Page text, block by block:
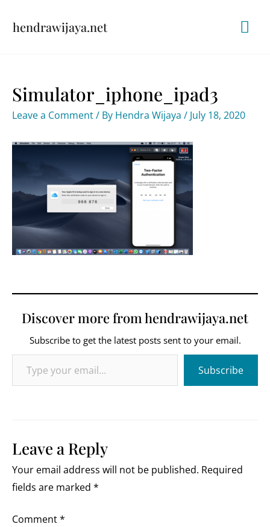
hendrawijaya.net
Simulator_iphone_ipad3
Leave a Comment/ By Hendra Wijaya / July 18, 2020
Discover more from hendrawijaya.net
Subscribe to get the latest posts sent to your email.
Type your email…
Subscribe
Leave a Reply
Your email address will not be published. Required
fields are marked *
Comment*